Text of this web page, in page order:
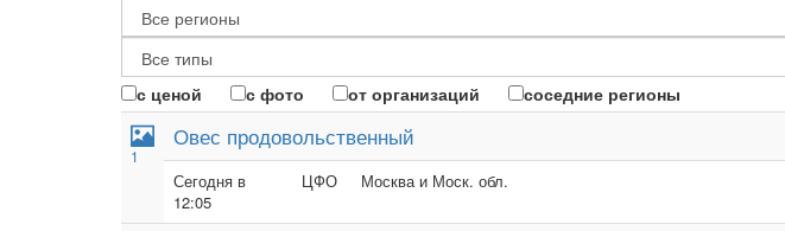
с ценой с фото от организаций соседние регионы
1
Овес продовольственный
Сегодня в
12:05
ЦФО Москва и Моск. обл.